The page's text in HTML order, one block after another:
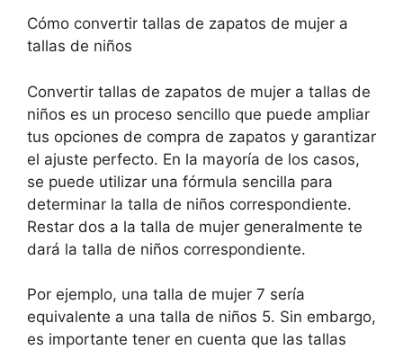
Cómo convertir tallas de zapatos de mujer a
tallas de niños
Convertir tallas de zapatos de mujer a tallas de
niños es un proceso sencillo que puede ampliar
tus opciones de compra de zapatos y garantizar
el ajuste perfecto. En la mayoría de los casos,
se puede utilizar una fórmula sencilla para
determinar la talla de niños correspondiente.
Restar dos a la talla de mujer generalmente te
dará la talla de niños correspondiente.
Por ejemplo, una talla de mujer 7 sería
equivalente a una talla de niños 5. Sin embargo,
es importante tener en cuenta que las tallas